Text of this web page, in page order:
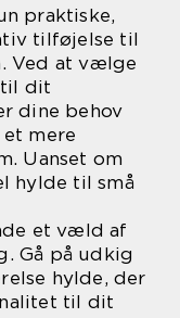
praktiske,
tilføjelse til
Ved at vælge
til dit
dine behov
mere
Uanset om
hylde til små
et væld af
Gå på udkig
hylde, der
til dit